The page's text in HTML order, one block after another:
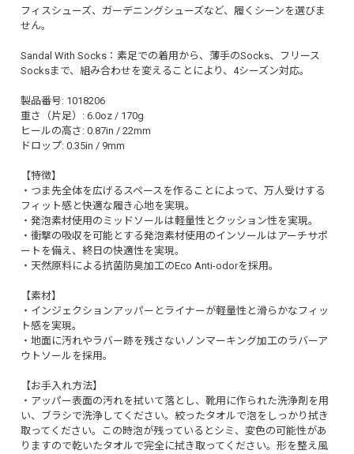
フィスシューズ、ガーデニングシューズなど、履くシーンを選びま
せん。
Sandal With Socks：素足での着用から、薄手のSocks、フリース
Socksまで、組み合わせを変えることにより、4シーズン対応。
製品番号: 1018206
重さ（片足）: 6.0oz / 170g
ヒールの高さ: 0.87in / 22mm
ドロップ: 0.35in / 9mm
【特徴】
・つま先全体を広げるスペースを作ることによって、万人受けする
フィット感と快適な履き心地を実現。
・発泡素材使用のミッドソールは軽量性とクッション性を実現。
・衝撃の吸収を可能とする発泡素材使用のインソールはアーチサポ
ートを備え、終日の快適性を実現。
・天然原料による抗菌防臭加工のEco Anti-odorを採用。
【素材】
・インジェクションアッパーとライナーが軽量性と滑らかなフィッ
ト感を実現。
・地面に汚れやラバー跡を残さないノンマーキング加工のラバーア
ウトソールを採用。
【お手入れ方法】
・アッパー表面の汚れを拭いて落とし、靴用に作られた洗浄剤を用
い、ブラシで洗浄してください。絞ったタオルで泡をしっかり拭き
取ってください。この時泡が残っているとシミ、変色の可能性があ
りますので乾いたタオルで完全に拭き取ってください。形を整え風